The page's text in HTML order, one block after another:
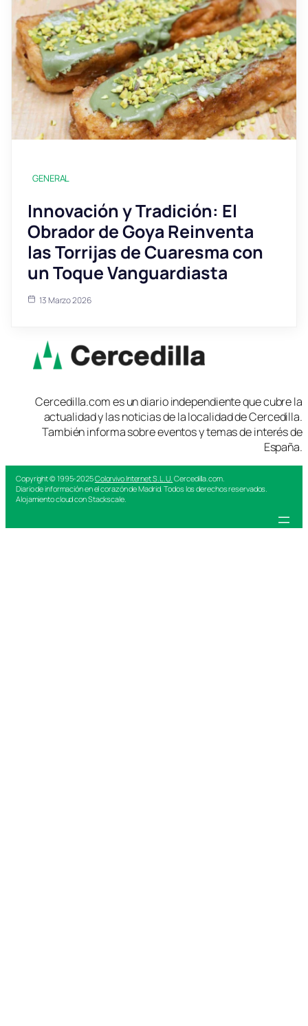
GENERAL
Innovación y Tradición: El
Obrador de Goya Reinventa
las Torrijas de Cuaresma con
un Toque Vanguardiasta
13 Marzo 2026
Cercedilla.com es un diario independiente que cubre la
actualidad y las noticias de la localidad de Cercedilla.
También informa sobre eventos y temas de interés de
España.
Copyright © 1995-2025Colorvivo Internet S.L.U. Cercedilla.com.
Diario de información en el corazón de Madrid. Todos los derechos reservados.
Alojamiento cloud con Stackscale.